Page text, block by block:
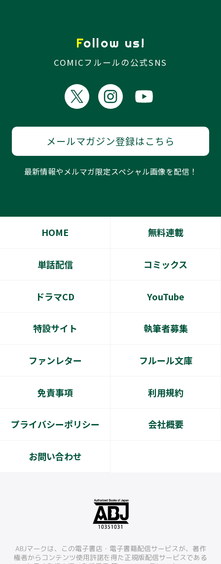
Follow us!
COMICフルールの公式SNS
メールマガジン登録はこちら
最新情報やメルマガ限定スペシャル画像を配信！
HOME 無料連載
単話配信 コミックス
ドラマCD YouTube
特設サイト 執筆者募集
ファンレター フルール文庫
免責事項 利用規約
プライバシーポリシー 会社概要
お問い合わせ
ABJマークは、この電子書店・電子書籍配信サービスが、著作
権者からコンテンツ使用許諾を得た正規版配信サービスである